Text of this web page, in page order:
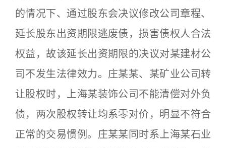
的情况下、通过股东会决议修改公司章程、
延长股东出资期限逃废债，损害债权人合法
权益，故该延长出资期限的决议对某建材公
司不发生法律效力。庄某某、某矿业公司转
让股权时，上海某装饰公司不能清偿对外负
债，两次股权转让均系零对价，明显不符合
正常的交易惯例。庄某某同时系上海某石业